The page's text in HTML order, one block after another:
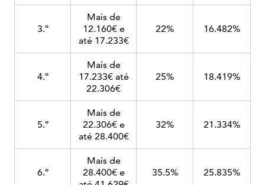
3.º
Mais de
12.160€ e
até 17.233€
22% 16.482%
4.º
Mais de
17.233€ até
22.306€
25% 18.419%
5.º
Mais de
22.306€ e
até 28.400€
32% 21.334%
6.º
Mais de
28.400€ e
35.5% 25.835%